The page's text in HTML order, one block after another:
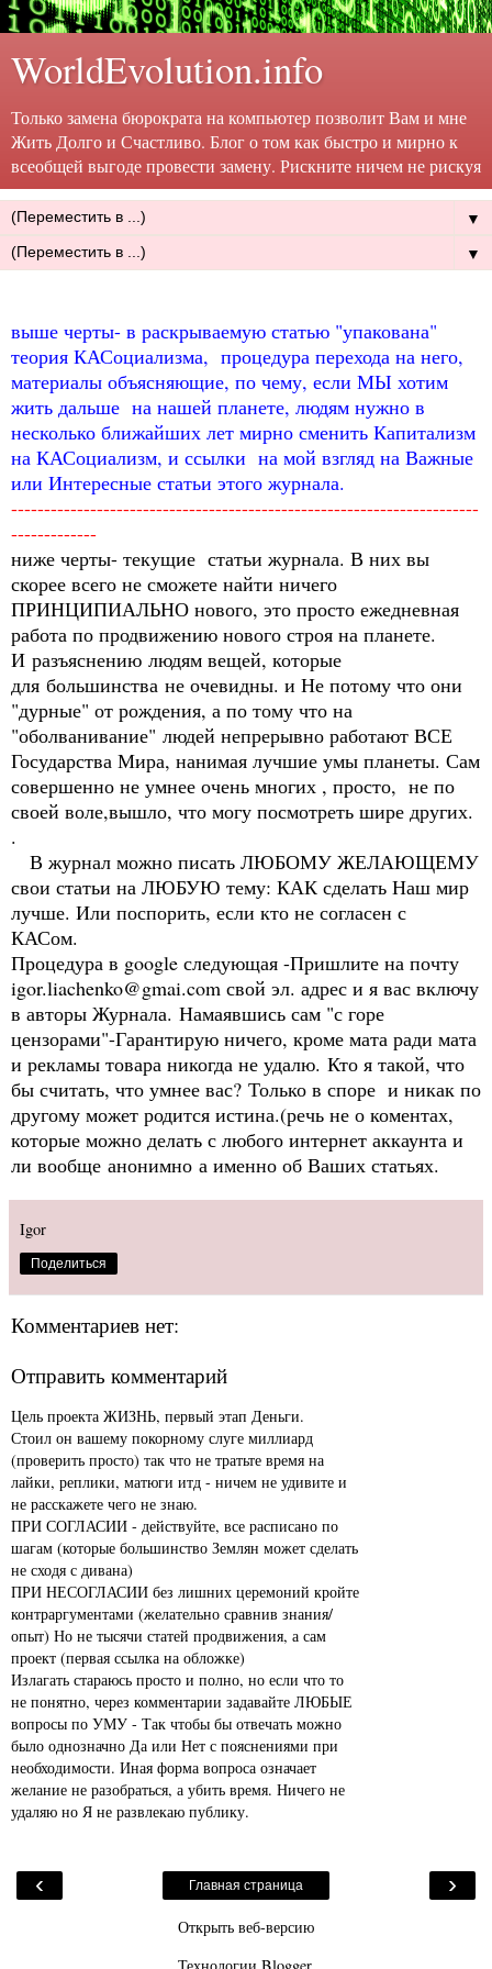
WorldEvolution.info
Только замена бюрократа на компьютер позволит Вам и мне
Жить Долго и Счастливо. Блог о том как быстро и мирно к
всеобщей выгоде провести замену. Рискните ничем не рискуя
▼
▼
выше черты- в раскрываемую статью "упакована"
теория КАСоциализма, процедура перехода на него,
материалы объясняющие, по чему, если МЫ хотим
жить дальше на нашей планете, людям нужно в
несколько ближайших лет мирно сменить Капитализм
на КАСоциализм, и ссылки на мой взгляд на Важные
или Интересные статьи этого журнала.
-----------------------------------------------------------------------
-------------
ниже черты- текущие статьи журнала. В них вы
скорее всего не сможете найти ничего
ПРИНЦИПИАЛЬНО нового, это просто ежедневная
работа по продвижению нового строя на планете.
И разъяснению людям вещей, которые
для большинства не очевидны. и Не потому что они
"дурные" от рождения, а по тому что на
"оболванивание" людей непрерывно работают ВСЕ
Государства Мира, нанимая лучшие умы планеты. Сам
совершенно не умнее очень многих , просто, не по
своей воле,вышло, что могу посмотреть шире других.
.
В журнал можно писать ЛЮБОМУ ЖЕЛАЮЩЕМУ
свои статьи на ЛЮБУЮ тему: КАК сделать Наш мир
лучше. Или поспорить, если кто не согласен с
КАСом.
Процедура в google следующая -Пришлите на почту
igor.liachenko@gmai.com свой эл. адрес и я вас включу
в авторы Журнала. Намаявшись сам "с горе
цензорами"-Гарантирую ничего, кроме мата ради мата
и рекламы товара никогда не удалю. Кто я такой, что
бы считать, что умнее вас? Только в споре и никак по
другому может родится истина.(речь не о коментах,
которые можно делать с любого интернет аккаунта и
ли вообще анонимно а именно об Ваших статьях.
Igor
Поделиться
Комментариев нет:
Отправить комментарий
Цель проекта ЖИЗНЬ, первый этап Деньги.
Стоил он вашему покорному слуге миллиард
(проверить просто) так что не тратьте время на
лайки, реплики, матюги итд - ничем не удивите и
не расскажете чего не знаю.
ПРИ СОГЛАСИИ - действуйте, все расписано по
шагам (которые большинство Землян может сделать
не сходя с дивана)
ПРИ НЕСОГЛАСИИ без лишних церемоний кройте
контраргументами (желательно сравнив знания/
опыт) Но не тысячи статей продвижения, а сам
проект (первая ссылка на обложке)
Излагать стараюсь просто и полно, но если что то
не понятно, через комментарии задавайте ЛЮБЫЕ
вопросы по УМУ - Так чтобы бы отвечать можно
было однозначно Да или Нет с пояснениями при
необходимости. Иная форма вопроса означает
желание не разобраться, а убить время. Ничего не
удаляю но Я не развлекаю публику.
‹ ›
Главная страница
Открыть веб-версию